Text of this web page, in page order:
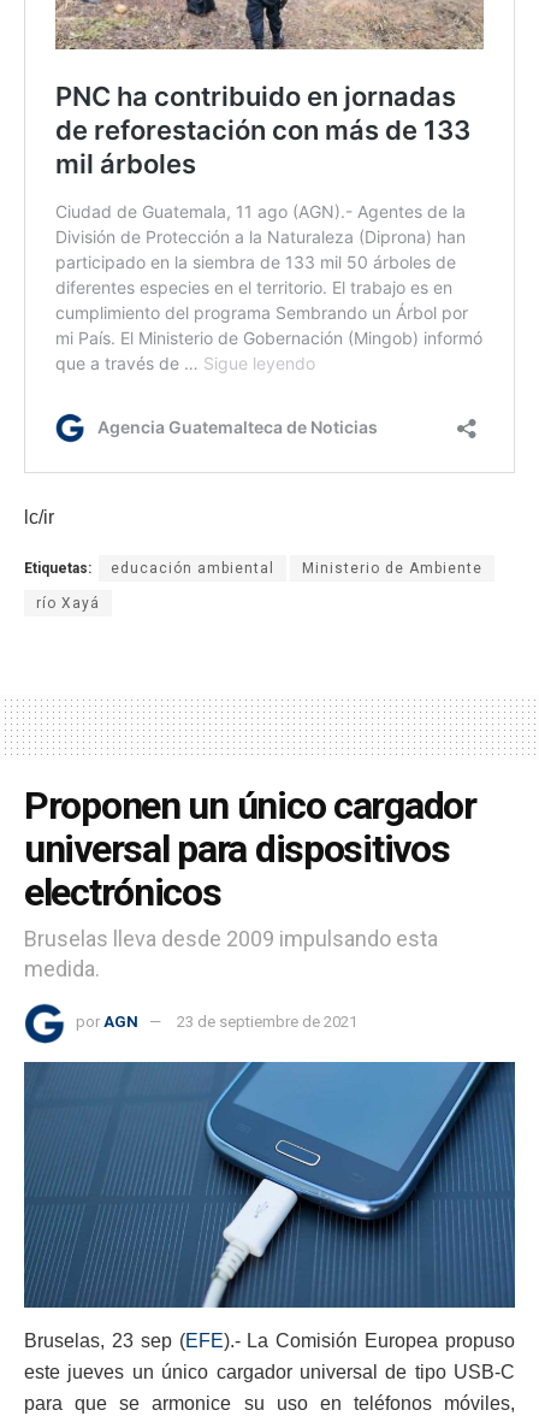
lc/ir
Etiquetas: educación ambiental Ministerio de Ambiente
río Xayá
Proponen un único cargador
universal para dispositivos
electrónicos
Bruselas lleva desde 2009 impulsando esta
medida.
por AGN 23 de septiembre de 2021
Bruselas, 23 sep (EFE).- La Comisión Europea propuso
este jueves un único cargador universal de tipo USB-C
para que se armonice su uso en teléfonos móviles,